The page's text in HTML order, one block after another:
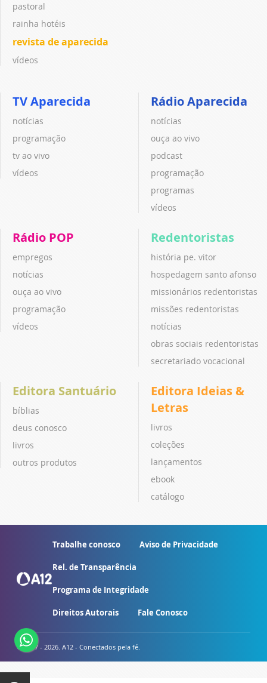
pastoral
rainha hotéis
revista de aparecida
vídeos
TV Aparecida
notícias
programação
tv ao vivo
vídeos
Rádio Aparecida
notícias
ouça ao vivo
podcast
programação
programas
vídeos
Rádio POP
empregos
notícias
ouça ao vivo
programação
vídeos
Redentoristas
história pe. vitor
hospedagem santo afonso
missionários redentoristas
missões redentoristas
notícias
obras sociais redentoristas
secretariado vocacional
Editora Santuário
bíblias
deus conosco
livros
outros produtos
Editora Ideias &
Letras
livros
coleções
lançamentos
ebook
catálogo
Trabalhe conosco Aviso de Privacidade
Rel. de Transparência
Programa de Integridade
Direitos Autorais Fale Conosco
© 2007 - 2026. A12 - Conectados pela fé.